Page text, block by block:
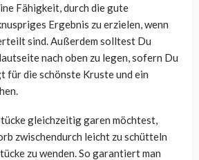
Fähigkeit, durch die gute
Ergebnis zu erzielen, wenn
sind. Außerdem solltest Du
nach oben zu legen, sofern Du
für die schönste Kruste und ein
gleichzeitig garen möchtest,
zwischendurch leicht zu schütteln
zu wenden. So garantiert man